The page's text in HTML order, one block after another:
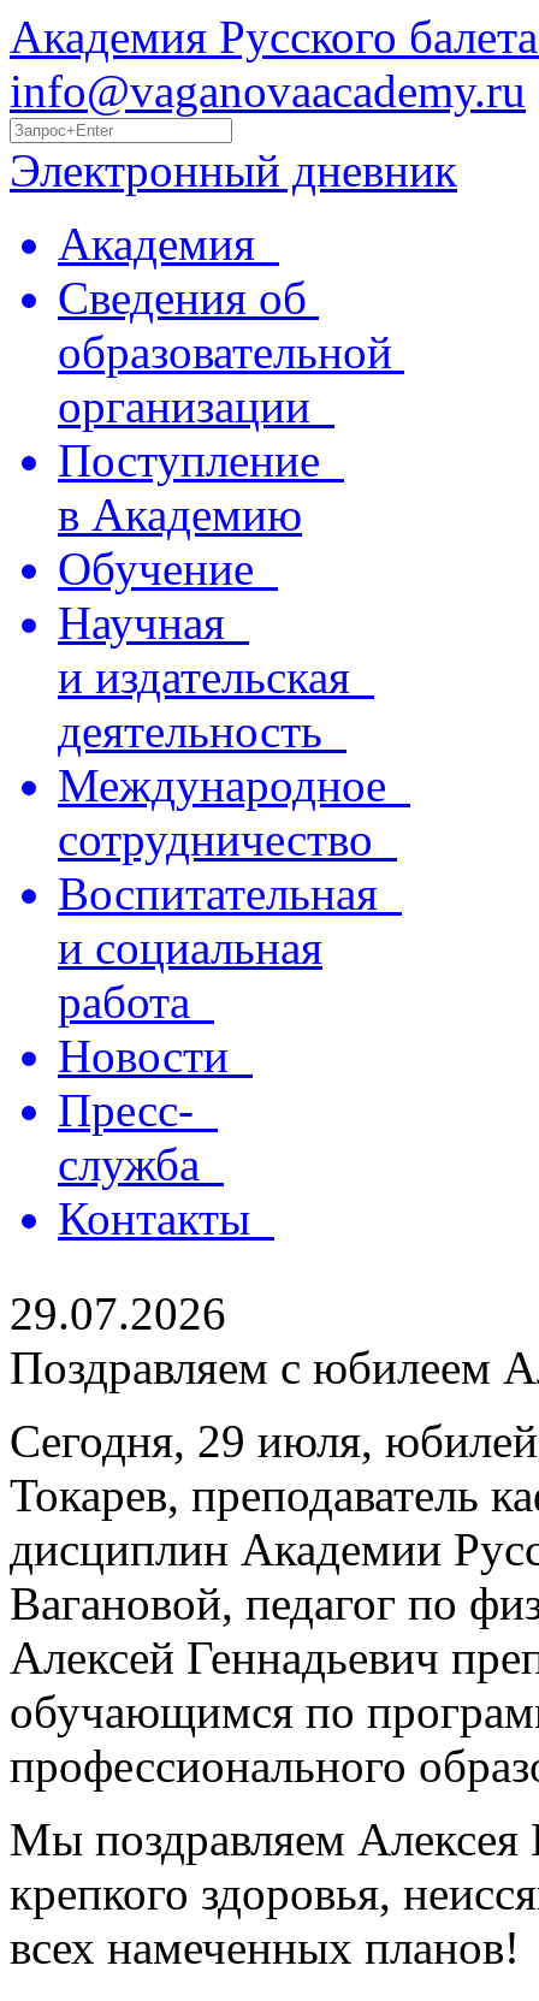
Академия Русского
info@vaganovaacademy.ru
Электронный дневник
Академия
Сведения об
образовательной
организации
Поступление
в Академию
Обучение
Научная
и издательская
деятельность
Международное
сотрудничество
Воспитательная
и социальная
работа
Новости
Пресс-
служба
Контакты
29.07.2026
Поздравляем с юбилеем
Сегодня, 29 июля,
Токарев, преподаватель
дисциплин Академии
Вагановой, педагог по
Алексей Геннадьевич
обучающимся по
профессионального
Мы поздравляем Алексея
крепкого здоровья,
всех намеченных планов!